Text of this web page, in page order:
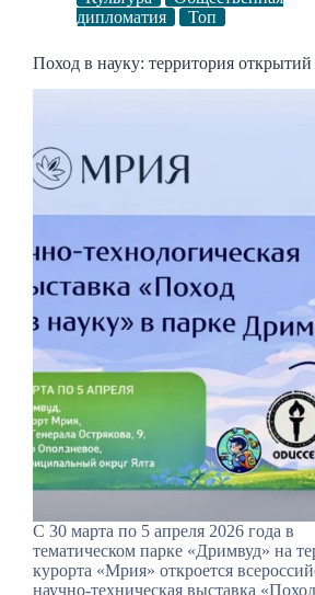
дипломатия
Топ
Поход в науку: территория
С 30 марта по 5 апреля 2026 года в
тематическом парке «Дримвуд» на
курорта «Мрия» откроется
научно-техническая выставка